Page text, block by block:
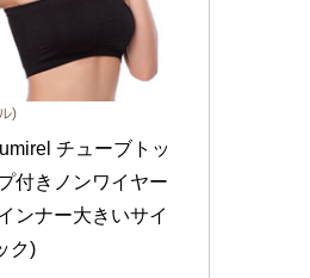
)
チューブトッ
付きノンワイヤー
ンナー大きいサイ
ク)